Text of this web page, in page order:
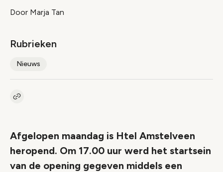
Door Marja Tan
Rubrieken
Nieuws
Kopieer link naar artikel
Afgelopen maandag is Htel Amstelveen
heropend. Om 17.00 uur werd het startsein
van de opening gegeven middels een